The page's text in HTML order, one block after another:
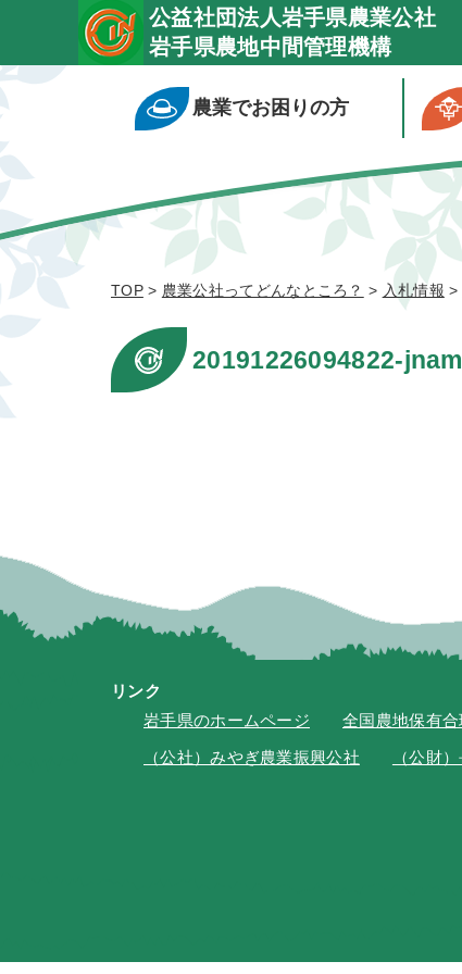
公益社団法人岩手県農業公社
岩手県農地中間管理機構
農業でお困りの方
TOP> 農業公社ってどんなところ？ > 入札情報 >
20191226094822-
リンク
岩手県のホームページ
全国農地保有
（公社）みやぎ農業振興公社 （公財